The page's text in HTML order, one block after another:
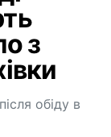
з
обіду в